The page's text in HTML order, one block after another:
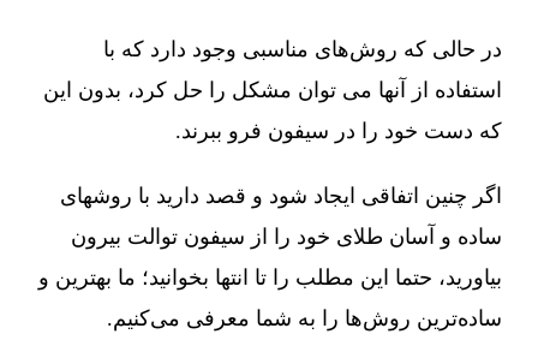
در حالی که روش‌های مناسبی وجود دارد که با
استفاده از آنها می توان مشکل را حل کرد، بدون این
که دست خود را در سیفون فرو ببرند.
اگر چنین اتفاقی ایجاد شود و قصد دارید با روشهای
ساده و آسان طلای خود را از سیفون توالت بیرون
بیاورید، حتما این مطلب را تا انتها بخوانید؛ ما بهترین و
ساده‌ترین روش‌ها را به شما معرفی می‌کنیم.